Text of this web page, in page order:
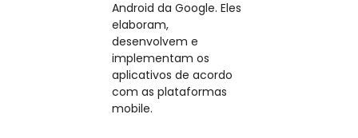
Android da Google. Eles
elaboram,
desenvolvem e
implementam os
aplicativos de acordo
com as plataformas
mobile.